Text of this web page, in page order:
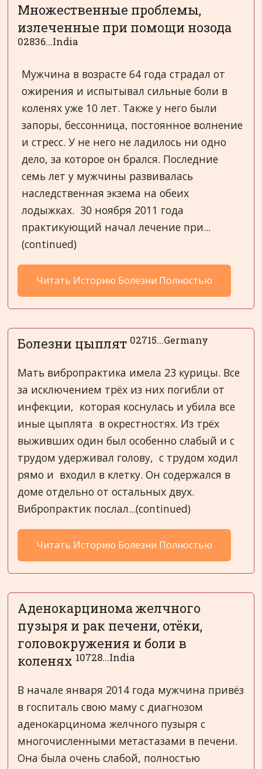
Множественные проблемы,
излеченные при помощи нозода
02836...India
Мужчина в возрасте 64 года страдал от
ожирения и испытывал сильные боли в
коленях уже 10 лет. Также у него были
запоры, бессонница, постоянное волнение
и стресс. У не него не ладилось ни одно
дело, за которое он брался. Последние
семь лет у мужчины развивалась
наследственная экзема на обеих
лодыжках. 30 ноября 2011 года
практикующий начал лечение при...
(continued)
Читать Историю Болезни Полностью
Болезни цыплят 02715...Germany
Мать вибропрактика имела 23 курицы. Все
за исключением трёх из них погибли от
инфекции, которая коснулась и убила все
иные цыплята в окрестностях. Из трёх
выживших один был особенно слабый и с
трудом удерживал голову, с трудом ходил
рямо и входил в клетку. Он содержался в
доме отдельно от остальных двух.
Вибропрактик послал...(continued)
Читать Историю Болезни Полностью
Аденокарцинома желчного
пузыря и рак печени, отёки,
головокружения и боли в
коленях 10728...India
В начале января 2014 года мужчина привёз
в госпиталь свою маму с диагнозом
аденокарцинома желчного пузыря с
многочисленными метастазами в печени.
Она была очень слабой, полностью